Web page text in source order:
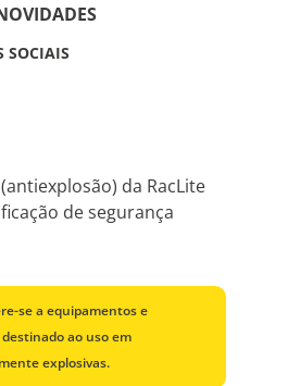
SOCIAIS
da RacLite
de segurança
se a equipamentos e
ao uso em
explosivas.